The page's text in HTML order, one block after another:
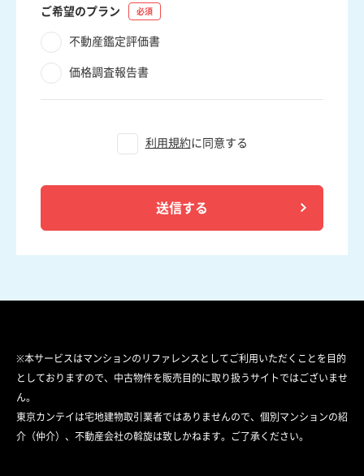
ご希望のプラン
不動産鑑定評価書
価格調査報告書
利用規約に同意する
送信する
※本サービスはマンションのリファレンスとしてご利用いただくことを目的
としておりますので、中古物件を販売目的に取り扱うサイトではございませ
ん。
東京カンテイは宅地建物取引業者ではありませんので、個別マンションの紹
介（仲介）、不動産会社の斡旋は致しかねます。ご了承ください。